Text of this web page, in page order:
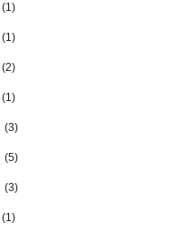
(1)
(1)
(2)
(1)
(3)
(5)
(3)
(1)